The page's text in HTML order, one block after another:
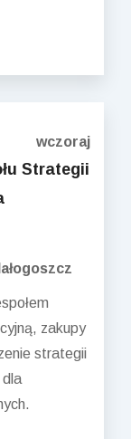
wczoraj
Strategii
zakupy
strategii
dla